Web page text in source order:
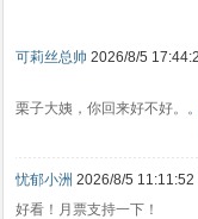
可莉丝总帅 2026/8/5
栗子大姨，你回来好不好。。
忧郁小洲 2026/8/5
好看！月票支持一下！